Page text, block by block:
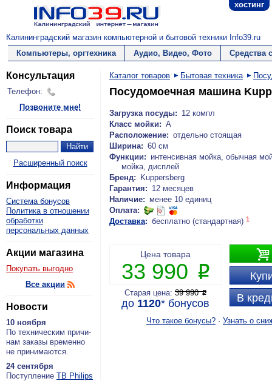
хостинг
Калининградский магазин компьютерной и бытовой техники Info39.ru
Компьютеры, оргтехника
Аудио, Видео, Фото Средства
Консультация
Телефон:
Позвоните мне!
Поиск товара
Расширенный поиск
Информация
Система бонусов
Политика в отношении
обработки
персональных данных
Акции магазина
Покупать выгодно
Все акции
Новости
10 ноября
По тех­ни­че­ским при­чи­
нам за­ка­зы вре­мен­но
не при­ни­ма­ют­ся.
24 сентября
По­ступ­ле­ние ТВ Philips
Каталог товаров Бытовая техника
Посудомоечная машина
Загрузка посуды: 12 компл
Класс мойки: A
Расположение: отдельно стоящая
Ширина: 60 см
Функции: интенсивная мойка, обычная
мойка, дисплей
Бренд:
Kuppersberg
Гарантия: 12 месяцев
Наличие: менее 10 единиц
Оплата:
Доставка: бесплатно (стандартная) 1

В
Цена товара
33 990 P
Старая цена:39 990P
до 1120* бонусов
Что такое бонусы? · Узнать о